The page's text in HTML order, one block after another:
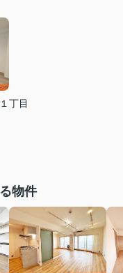
丁目
物件